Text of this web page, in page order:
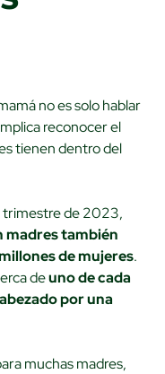
no es solo hablar
reconocer el
tienen dentro del
trimestre de 2023,
madres también
millones de mujeres.
deuno de cada
por una
muchas madres,